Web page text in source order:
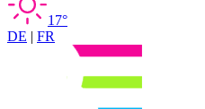
17°
DE | FR